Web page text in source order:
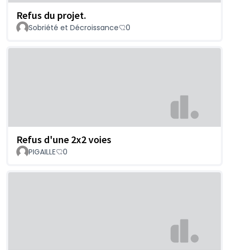
Refus du projet.
Sobriété et Décroissance 0
Refus d'une 2x2 voies
PIGAILLE 0